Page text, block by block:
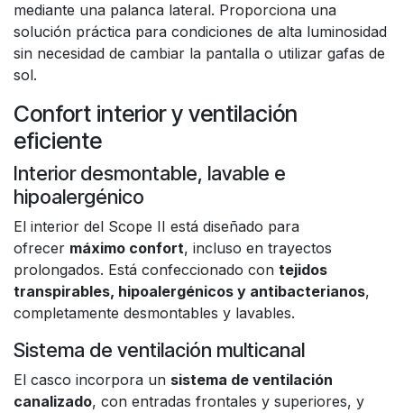
mediante una palanca lateral. Proporciona una
solución práctica para condiciones de alta luminosidad
sin necesidad de cambiar la pantalla o utilizar gafas de
sol.
Confort interior y ventilación
eficiente
Interior desmontable, lavable e
hipoalergénico
El interior del Scope II está diseñado para
ofrecer máximo confort, incluso en trayectos
prolongados. Está confeccionado con tejidos
transpirables, hipoalergénicos y antibacterianos,
completamente desmontables y lavables.
Sistema de ventilación multicanal
El casco incorpora un sistema de ventilación
canalizado, con entradas frontales y superiores, y